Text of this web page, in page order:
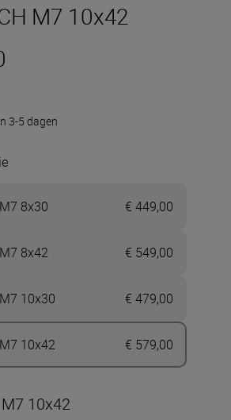
M7 10x42
3-5 dagen
8x30 € 449,00
8x42 € 549,00
10x30 € 479,00
10x42
€ 579,00
10x42